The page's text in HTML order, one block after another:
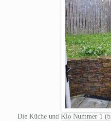
Die Küche und Klo Nummer 1